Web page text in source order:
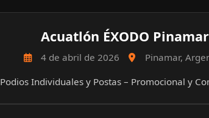
Acuatlón ÉXODO Pinamar
4 de abril de 2026
Pinamar,
Podios Individuales y Postas – Promocional y